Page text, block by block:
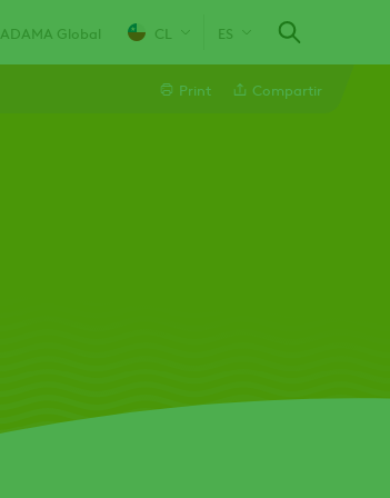
ADAMA Global CL ES
Print Compartir